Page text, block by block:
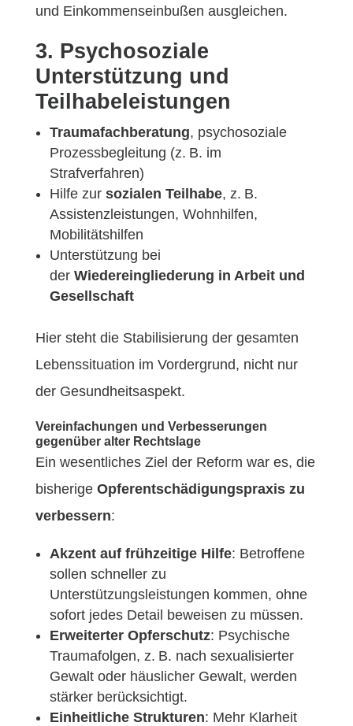
und Einkommenseinbußen ausgleichen.
3. Psychosoziale
Unterstützung und
Teilhabeleistungen
Traumafachberatung, psychosoziale
Prozessbegleitung (z. B. im
Strafverfahren)
Hilfe zur sozialen Teilhabe, z. B.
Assistenzleistungen, Wohnhilfen,
Mobilitätshilfen
Unterstützung bei
der Wiedereingliederung in Arbeit und
Gesellschaft
Hier steht die Stabilisierung der gesamten
Lebenssituation im Vordergrund, nicht nur
der Gesundheitsaspekt.
Vereinfachungen und Verbesserungen
gegenüber alter Rechtslage
Ein wesentliches Ziel der Reform war es, die
bisherige Opferentschädigungspraxis zu
verbessern:
Akzent auf frühzeitige Hilfe: Betroffene
sollen schneller zu
Unterstützungsleistungen kommen, ohne
sofort jedes Detail beweisen zu müssen.
Erweiterter Opferschutz: Psychische
Traumafolgen, z. B. nach sexualisierter
Gewalt oder häuslicher Gewalt, werden
stärker berücksichtigt.
Einheitliche Strukturen: Mehr Klarheit